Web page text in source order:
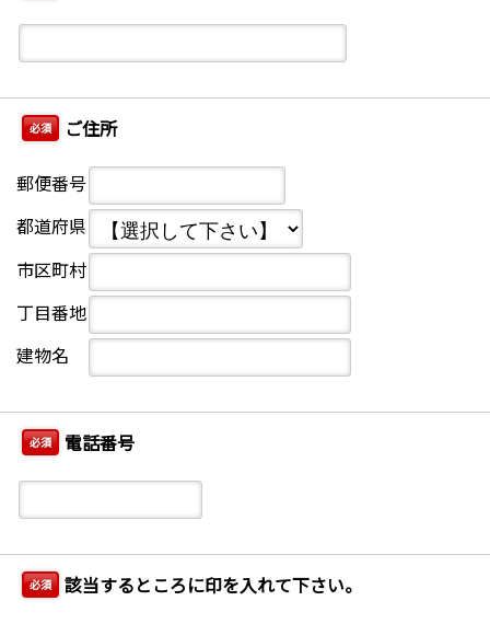
必須 ご住所
郵便番号
都道府県
市区町村
丁目番地
建物名
必須 電話番号
必須 該当するところに印を入れて下さい。